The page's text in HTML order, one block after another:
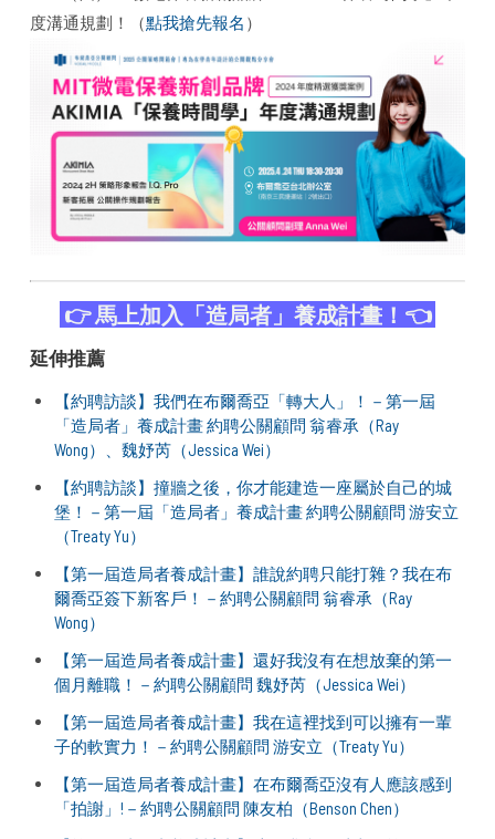
度溝通規劃！（點我搶先報名 ）
👉 馬上加入「造局者」養成計畫！ 👈
延伸推薦
【約聘訪談】我們在布爾喬亞「轉大人」！－第一屆
「造局者」養成計畫 約聘公關顧問 翁睿承（Ray
Wong）、魏妤芮（Jessica Wei）
【約聘訪談】撞牆之後，你才能建造一座屬於自己的城
堡！－第一屆「造局者」養成計畫 約聘公關顧問 游安立
（Treaty Yu）
【第一屆造局者養成計畫】誰說約聘只能打雜？我在布
爾喬亞簽下新客戶！－約聘公關顧問 翁睿承（Ray
Wong）
【第一屆造局者養成計畫】還好我沒有在想放棄的第一
個月離職！－約聘公關顧問 魏妤芮（Jessica Wei）
【第一屆造局者養成計畫】我在這裡找到可以擁有一輩
子的軟實力！－約聘公關顧問 游安立（Treaty Yu）
【第一屆造局者養成計畫】在布爾喬亞沒有人應該感到
「拍謝」!－約聘公關顧問 陳友柏（Benson Chen）